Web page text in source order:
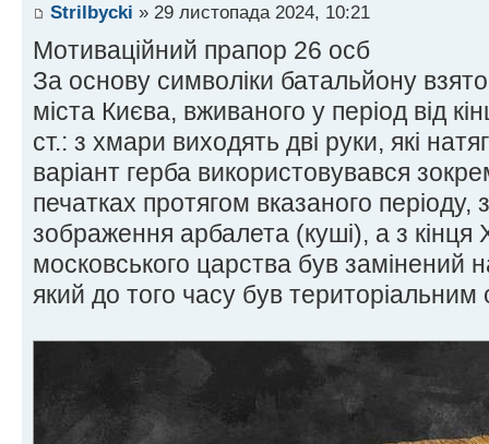
Strilbycki » 29 листопада 2024, 10:21
Мотиваційний прапор 26 осб
За основу символіки батальйону
міста Києва, вживаного у період від
ст.: з хмари виходять дві руки, які
варіант герба використовувався
печатках протягом вказаного
зображення арбалета (куші), а з кінця
московського царства був замінений
який до того часу був